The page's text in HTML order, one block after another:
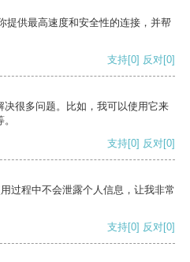
提供最高速度和安全性的连接，并帮
支持[0] 反对[0]
很多问题。比如，我可以使用它来
支持[0] 反对[0]
过程中不会泄露个人信息，让我非常
支持[0] 反对[0]